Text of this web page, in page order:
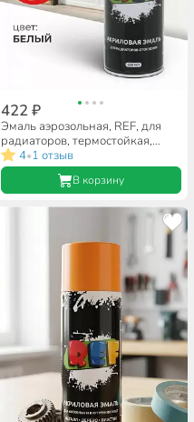
422 ₽
Эмаль аэрозольная, REF, для
радиаторов, термостойкая,
акриловая, глянцевая, белая,
520 мл
4•1 отзыв
В корзину